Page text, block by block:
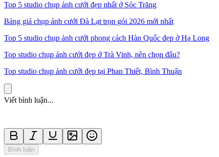
Top 5 studio chụp ảnh cưới đẹp nhất ở Sóc Trăng
Bảng giá chụp ảnh cưới Đà Lạt trọn gói 2026 mới nhất
Top 5 studio chụp ảnh cưới phong cách Hàn Quốc đẹp ở Hạ Long
Top studio chụp ảnh cưới đẹp ở Trà Vinh, nên chọn đâu?
Top studio chụp ảnh cưới đẹp tại Phan Thiết, Bình Thuận
Viết bình luận...
Bình luận